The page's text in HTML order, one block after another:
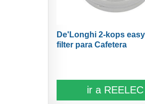
De'Longhi 2-kops
filter para Cafetera
ir a REELEC